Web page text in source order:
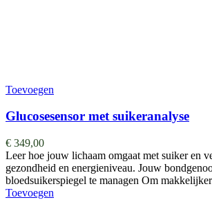
Toevoegen
Glucosesensor met suikeranalyse
€ 349,00
Leer hoe jouw lichaam omgaat met suiker en
gezondheid en energieniveau. Jouw
bloedsuikerspiegel te managen Om
Toevoegen